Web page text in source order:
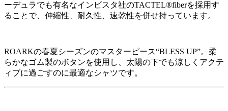
ーデュラでも有名なインビスタ社のTACTEL®fiberを採用す
ることで、伸縮性、耐久性、速乾性を併せ持っています。
ROARKの春夏シーズンのマスターピース“BLESS UP”。柔
らかなゴム製のボタンを使用し、太陽の下でも涼しくアクテ
ィブに過ごすのに最適なシャツです。